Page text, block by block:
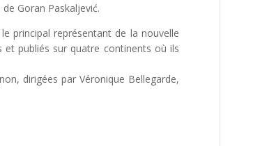
Goran Paskaljević.
principal représentant de la nouvelle
publiés sur quatre continents où ils
dirigées par Véronique Bellegarde,